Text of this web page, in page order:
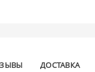
ДОСТАВКА